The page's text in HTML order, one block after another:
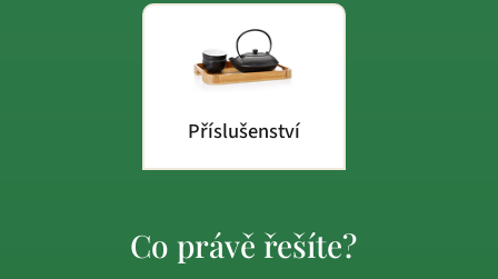
Příslušenství
Co právě řešíte?